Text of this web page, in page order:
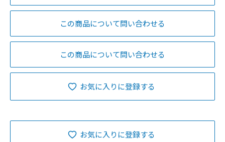
この商品について問い合わせる
この商品について問い合わせる
お気に入りに登録する
お気に入りに登録する